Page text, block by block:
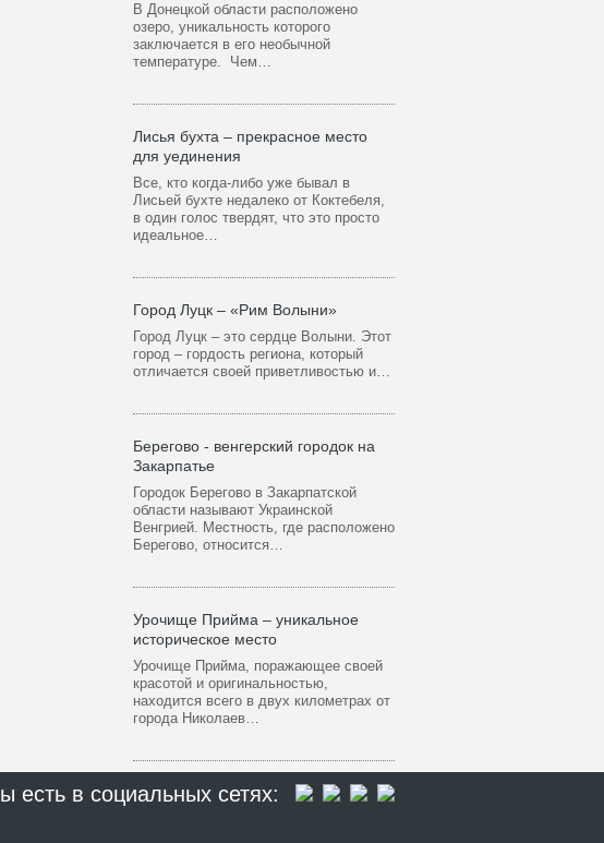
В Донецкой области расположено
озеро, уникальность которого
заключается в его необычной
температуре. Чем…
Лисья бухта – прекрасное место
для уединения
Все, кто когда-либо уже бывал в
Лисьей бухте недалеко от Коктебеля,
в один голос твердят, что это просто
идеальное…
Город Луцк – «Рим Волыни»
Город Луцк – это сердце Волыни. Этот
город – гордость региона, который
отличается своей приветливостью и…
Берегово - венгерский городок на
Закарпатье
Городок Берегово в Закарпатской
области называют Украинской
Венгрией. Местность, где расположено
Берегово, относится…
Урочище Прийма – уникальное
историческое место
Урочище Прийма, поражающее своей
красотой и оригинальностью,
находится всего в двух километрах от
города Николаев…
есть в социальных сетях: